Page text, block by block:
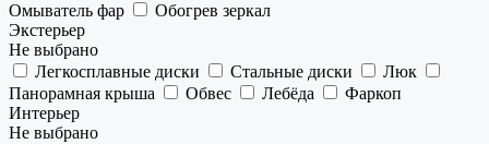
Омыватель фар
Обогрев зеркал
Экстерьер
Не выбрано
Легкосплавные диски
Стальные диски
Люк
Панорамная крыша
Обвес Лебёда
Фаркоп
Интерьер
Не выбрано